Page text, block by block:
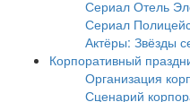
Сериал Отель
Сериал
Актёры: Звёзды
Корпоративный
Организация
Сценарий